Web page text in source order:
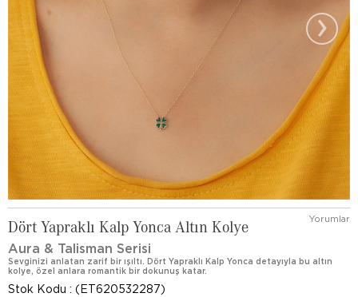
›
Dört Yapraklı Kalp Yonca Altın Kolye Yorumlar
Aura & Talisman Serisi
Sevginizi anlatan zarif bir ışıltı. Dört Yapraklı Kalp Yonca detayıyla bu altın
kolye, özel anlara romantik bir dokunuş katar.
Stok Kodu (ET620532287)